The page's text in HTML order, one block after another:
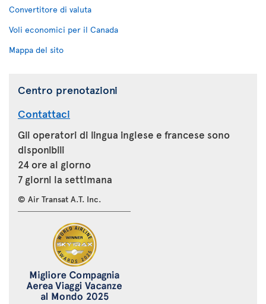
Convertitore di valuta
Voli economici per il Canada
Mappa del sito
Centro prenotazioni
Contattaci
Gli operatori di lingua inglese e francese sono
disponibili
24 ore al giorno
7 giorni la settimana
© Air Transat A.T. Inc.